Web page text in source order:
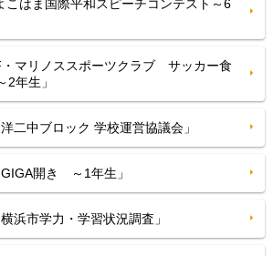
はま国際平和スピーチコンテスト～6
マリノススポーツクラブ サッカー食
年生」
中ブロック 学校運営協議会」
開き ～1年生」
浜市学力・学習状況調査」